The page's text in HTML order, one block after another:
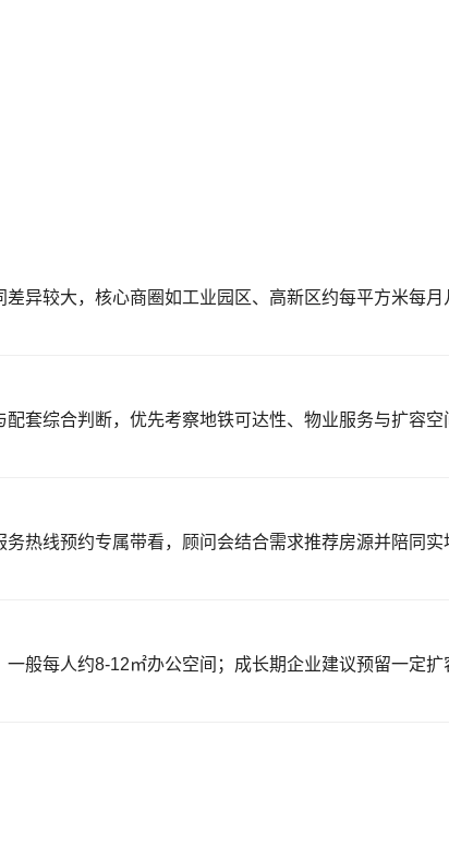
异较大，核心商圈如工业园区、高新区约每平方米每月
套综合判断，优先考察地铁可达性、物业服务与扩容空
热线预约专属带看，顾问会结合需求推荐房源并陪同实
般每人约8-12㎡办公空间；成长期企业建议预留一定扩